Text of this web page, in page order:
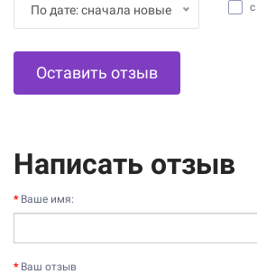
По дате: сначала новые
Оставить отзыв
Написать отзыв
Ваше имя:
Ваш отзыв